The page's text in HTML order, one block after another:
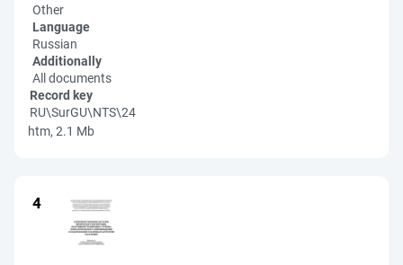
Other
Language
Russian
Additionally
All documents
Record key
RU\SurGU\NTS\24
htm, 2.1 Mb